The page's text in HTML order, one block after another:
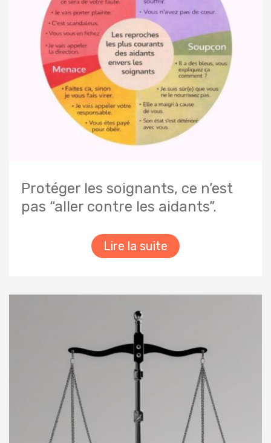
Protéger les soignants, ce n’est
pas “aller contre les aidants”.
Lire la suite